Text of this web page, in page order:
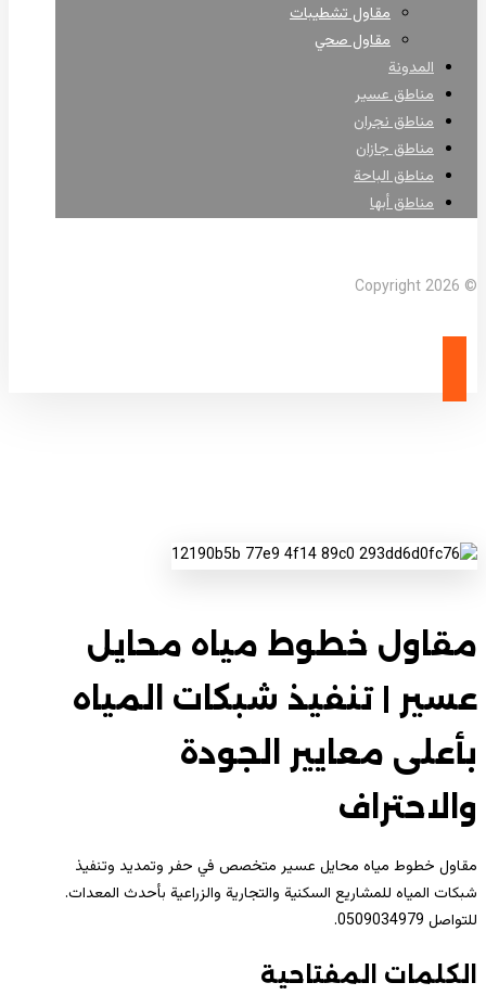
مقاول تشطيبات
مقاول صحي
المدونة
مناطق عسير
مناطق نجران
مناطق جازان
مناطق الباحة
مناطق أبها
© Copyright 2026
مقاول خطوط مياه محايل
عسير | تنفيذ شبكات المياه
بأعلى معايير الجودة
والاحتراف
مقاول خطوط مياه محايل عسير متخصص في حفر وتمديد وتنفيذ
شبكات المياه للمشاريع السكنية والتجارية والزراعية بأحدث المعدات.
للتواصل 0509034979.
الكلمات المفتاحية